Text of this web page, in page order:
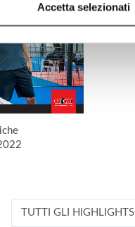
Accetta selezionati
TUTTI GLI HIGHLIGHTS